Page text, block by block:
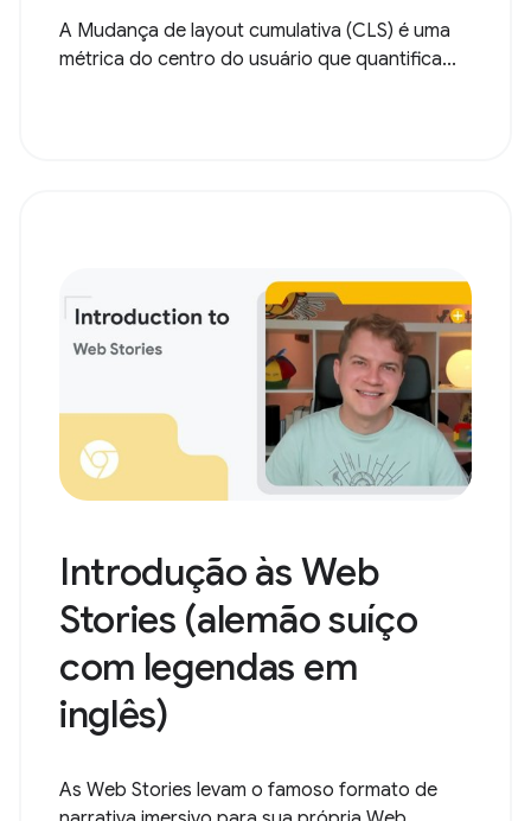
A Mudança de layout cumulativa (CLS) é uma
métrica do centro do usuário que quantifica...
Introdução às Web
Stories (alemão suíço
com legendas em
inglês)
As Web Stories levam o famoso formato de